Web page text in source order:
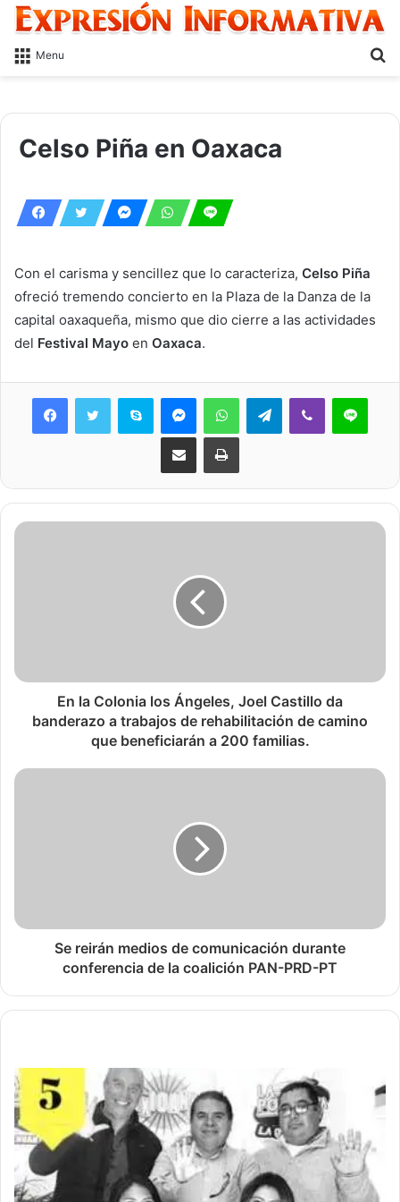
Menu
Celso Piña en Oaxaca
Con el carisma y sencillez que lo caracteriza, Celso Piña
ofreció tremendo concierto en la Plaza de la Danza de la
capital oaxaqueña, mismo que dio cierre a las actividades
del Festival Mayo en Oaxaca.
Skype MessengerWhatsAppTelegramViber Line
Share via Email Print
En la Colonia los Ángeles, Joel Castillo da
banderazo a trabajos de rehabilitación de camino
que beneficiarán a 200 familias.
Se reirán medios de comunicación durante
conferencia de la coalición PAN-PRD-PT